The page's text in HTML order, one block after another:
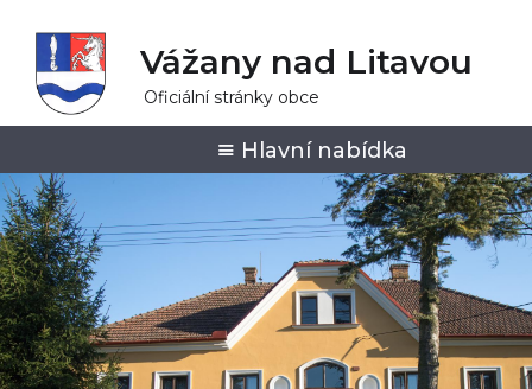
Vážany nad Litavou
Oficiální stránky obce
Hlavní nabídka